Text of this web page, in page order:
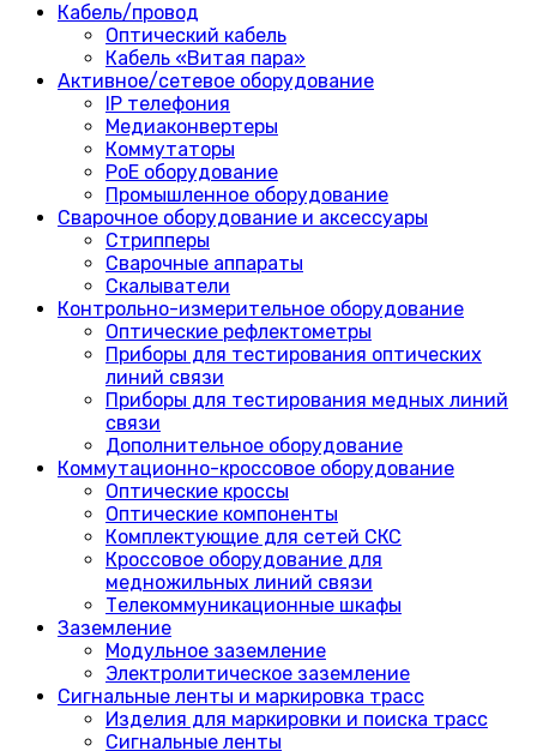
Кабель/провод
Оптический кабель
Кабель «Витая пара»
Активное/сетевое оборудование
IP телефония
Медиаконвертеры
Коммутаторы
PoE оборудование
Промышленное оборудование
Сварочное оборудование и аксессуары
Стрипперы
Сварочные аппараты
Скалыватели
Контрольно-измерительное оборудование
Оптические рефлектометры
Приборы для тестирования оптических
линий связи
Приборы для тестирования медных линий
связи
Дополнительное оборудование
Коммутационно-кроссовое оборудование
Оптические кроссы
Оптические компоненты
Комплектующие для сетей СКС
Кроссовое оборудование для
медножильных линий связи
Телекоммуникационные шкафы
Заземление
Модульное заземление
Электролитическое заземление
Сигнальные ленты и маркировка трасс
Изделия для маркировки и поиска трасс
Сигнальные ленты